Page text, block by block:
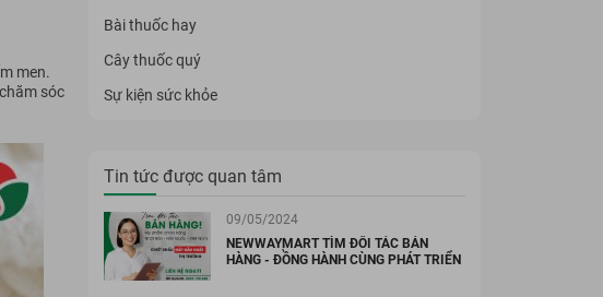
men.
sóc
Bài thuốc hay
Cây thuốc quý
Sự kiện sức khỏe
Tin tức được quan tâm
09/05/2024
NEWWAYMART TÌM ĐỐI TÁC BÁN
HÀNG - ĐỒNG HÀNH CÙNG PHÁT TRIỂN